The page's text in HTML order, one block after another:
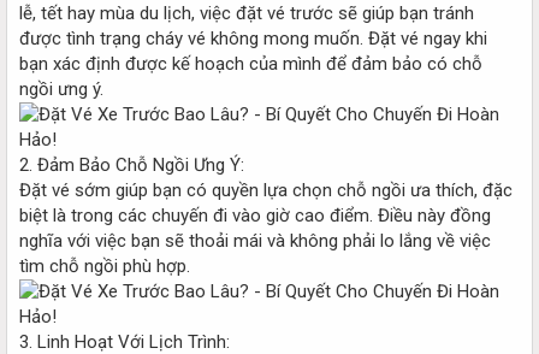
lễ, tết hay mùa du lịch, việc đặt vé trước sẽ giúp bạn tránh
được tình trạng cháy vé không mong muốn. Đặt vé ngay khi
bạn xác định được kế hoạch của mình để đảm bảo có chỗ
ngồi ưng ý.
2. Đảm Bảo Chỗ Ngồi Ưng Ý:
Đặt vé sớm giúp bạn có quyền lựa chọn chỗ ngồi ưa thích, đặc
biệt là trong các chuyến đi vào giờ cao điểm. Điều này đồng
nghĩa với việc bạn sẽ thoải mái và không phải lo lắng về việc
tìm chỗ ngồi phù hợp.
3. Linh Hoạt Với Lịch Trình: